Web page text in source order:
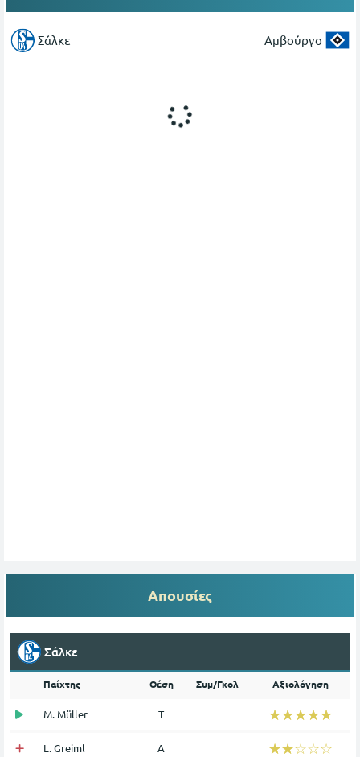
Σάλκε Αμβούργο
Απουσίες
Σάλκε
Παίχτης Θέση Συμ/Γκολ Αξιολόγηση
M. Müller Τ ☆☆☆☆☆
★★★★★
L. Greiml Α ☆☆☆☆☆
★★★★★